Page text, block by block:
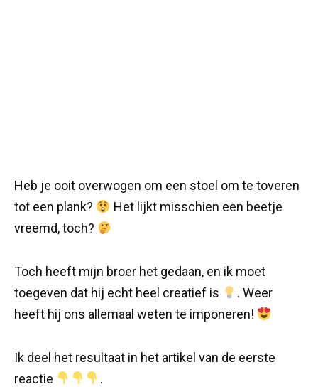
Heb je ooit overwogen om een stoel om te toveren
tot een plank?
Het lijkt misschien een beetje
vreemd, toch?
Toch heeft mijn broer het gedaan, en ik moet
toegeven dat hij echt heel creatief is
. Weer
heeft hij ons allemaal weten te imponeren!
Ik deel het resultaat in het artikel van de eerste
reactie
.